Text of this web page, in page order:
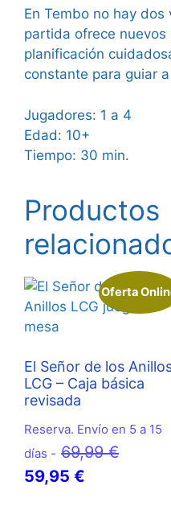
En Tembo no hay dos
partida ofrece
planificación
constante para guiar
Jugadores: 1 a 4
Edad: 10+
Tiempo: 30 min.
Productos
Oferta
El Señor de los
LCG – Caja básica
revisada
Reserva. Envío en 5 a 15
días - 69,99€El
59,95 €